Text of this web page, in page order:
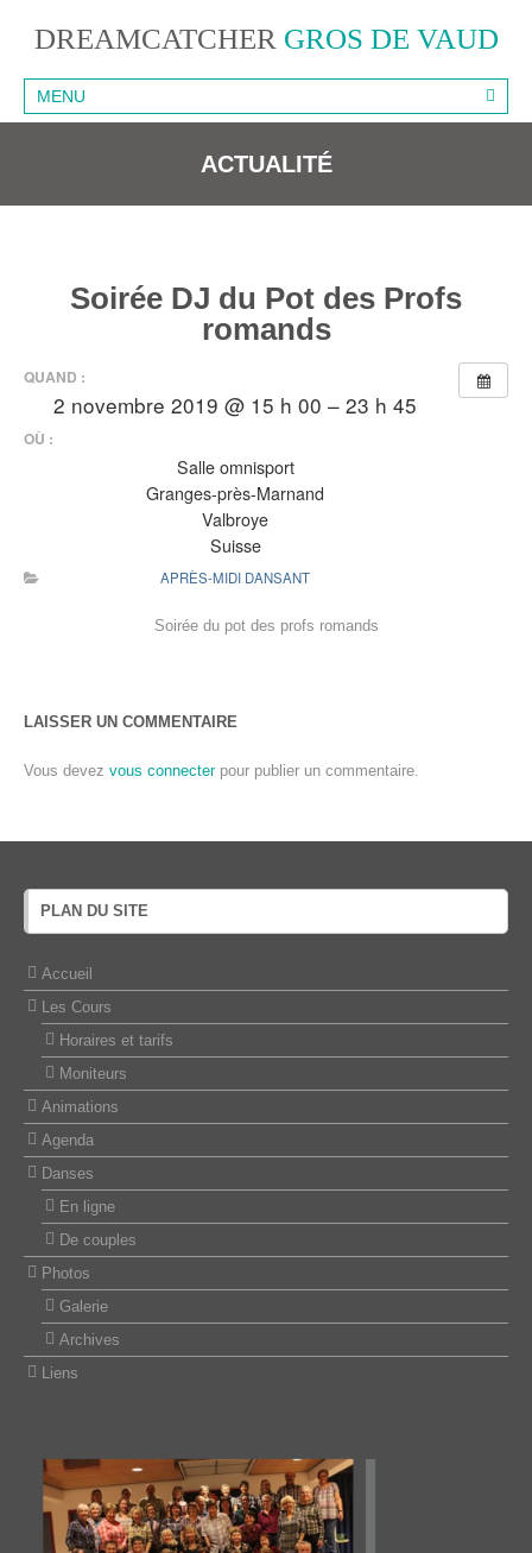
DREAMCATCHER GROS DE VAUD
MENU
ACTUALITÉ
Soirée DJ du Pot des Profs
romands
QUAND :
2 novembre 2019 @ 15 h 00 – 23 h 45
OÙ :
Salle omnisport
Granges-près-Marnand
Valbroye
Suisse
APRÈS-MIDI DANSANT
Soirée du pot des profs romands
LAISSER UN COMMENTAIRE
Vous devez vous connecterpour publier un commentaire.
PLAN DU SITE
Accueil
Les Cours
Horaires et tarifs
Moniteurs
Animations
Agenda
Danses
En ligne
De couples
Photos
Galerie
Archives
Liens